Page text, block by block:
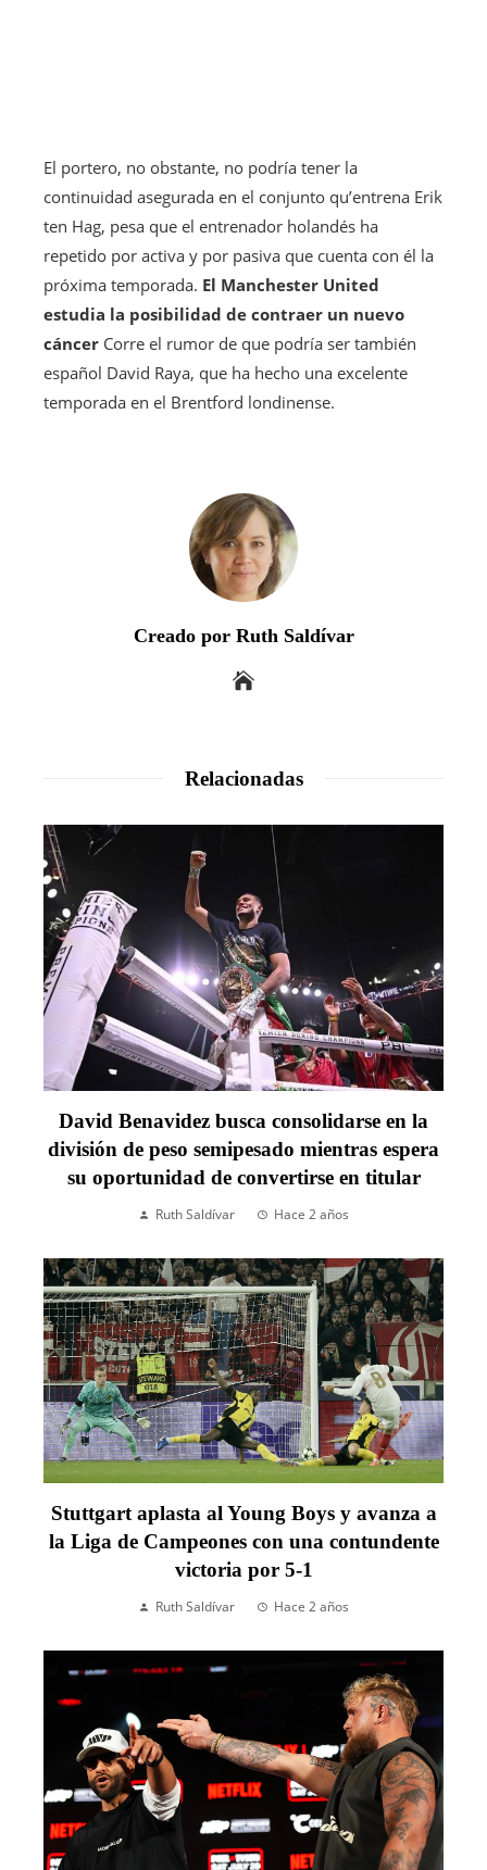
El portero, no obstante, no podría tener la
continuidad asegurada en el conjunto qu’entrena Erik
ten Hag, pesa que el entrenador holandés ha
repetido por activa y por pasiva que cuenta con él la
próxima temporada. El Manchester United
estudia la posibilidad de contraer un nuevo
cáncer Corre el rumor de que podría ser también
español David Raya, que ha hecho una excelente
temporada en el Brentford londinense.
Creado por Ruth Saldívar
Relacionadas
David Benavidez busca consolidarse en la
división de peso semipesado mientras espera
su oportunidad de convertirse en titular
Ruth Saldívar Hace 2 años
Stuttgart aplasta al Young Boys y avanza a
la Liga de Campeones con una contundente
victoria por 5-1
Ruth Saldívar Hace 2 años